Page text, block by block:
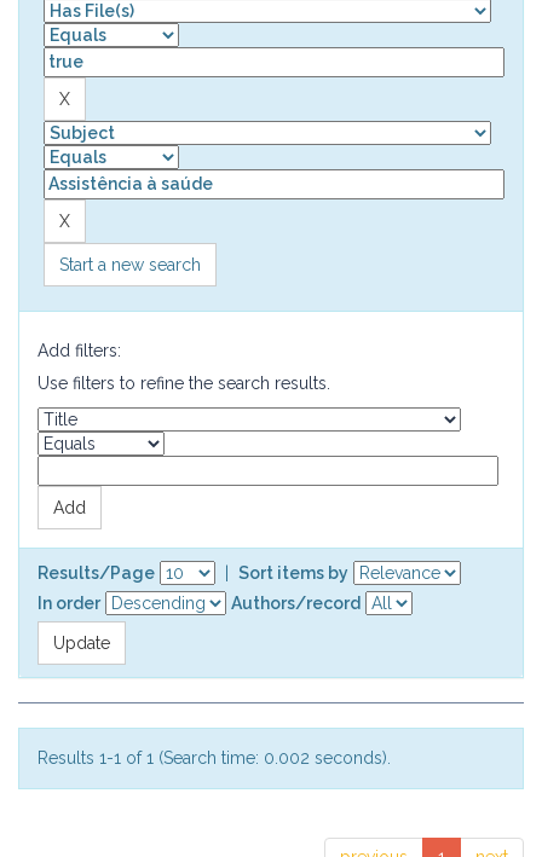
Start a new search
Add filters:
Use filters to refine the search results.
Results/Page
Sort items by
In order
Authors/record
Results 1-1 of 1 (Search time: 0.002 seconds).